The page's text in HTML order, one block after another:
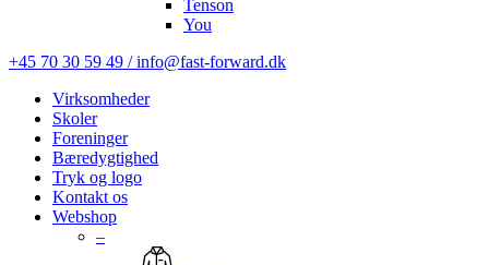
Tenson
You
+45 70 30 59 49 / info@fast-forward.dk
Virksomheder
Skoler
Foreninger
Bæredygtighed
Tryk og logo
Kontakt os
Webshop
–